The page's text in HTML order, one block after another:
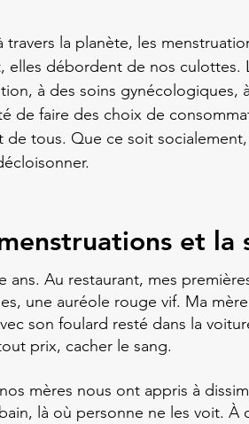
travers la planète, les
elles débordent de nos culottes.
à des soins gynécologiques,
de faire des choix de
de tous. Que ce soit
et la
ans. Au restaurant, mes
une auréole rouge vif. Ma
son foulard resté dans la
prix, cacher le sang.
mères nous ont appris à
là où personne ne les voit. À